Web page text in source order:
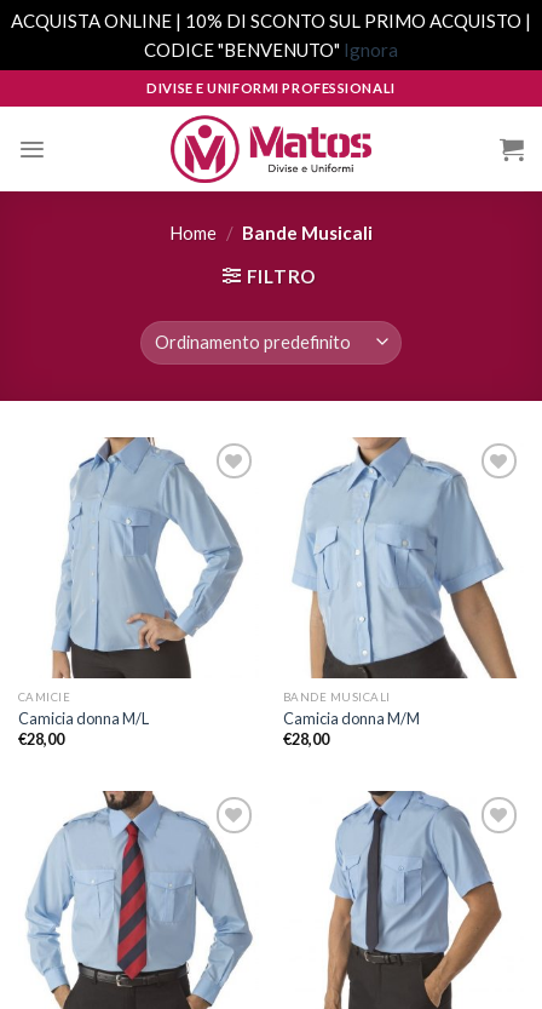
ACQUISTA ONLINE | 10% DI SCONTO SUL PRIMO ACQUISTO |
CODICE "BENVENUTO" Ignora
to
content
DIVISE E UNIFORMI PROFESSIONALI
Home / Bande Musicali
FILTRO
Aggiungi
alla lista
dei
desideri
CAMICIE
Camicia donna M/L
€28,00
Aggiungi
alla lista
dei
desideri
BANDE MUSICALI
Camicia donna M/M
€28,00
Aggiungi
alla lista
desideri
Aggiungi
alla lista
dei
desideri